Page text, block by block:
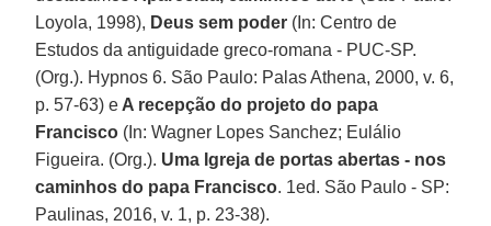
Loyola, 1998), Deus sem poder (In: Centro de
Estudos da antiguidade greco-romana - PUC-SP.
(Org.). Hypnos 6. São Paulo: Palas Athena, 2000, v. 6,
p. 57-63) e A recepção do projeto do papa
Francisco (In: Wagner Lopes Sanchez; Eulálio
Figueira. (Org.). Uma Igreja de portas abertas - nos
caminhos do papa Francisco. 1ed. São Paulo - SP:
Paulinas, 2016, v. 1, p. 23-38).